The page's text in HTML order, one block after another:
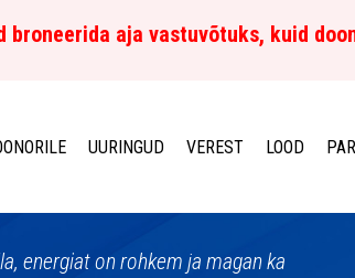
broneerida aja vastuvõtuks, kuid
UURINGUD VEREST LOOD
energiat on rohkem ja magan ka